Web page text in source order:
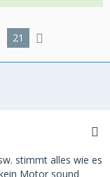
21
stimmt alles wie es
Motor sound